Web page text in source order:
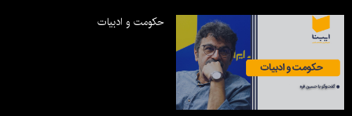
حکومت و ادبیات